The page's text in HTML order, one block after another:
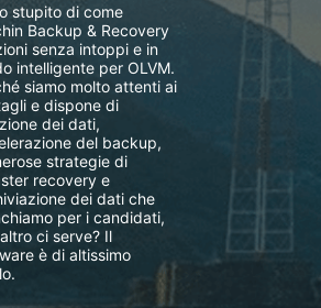
stupito di come
Backup & Recovery
senza intoppi e in
intelligente per OLVM.
siamo molto attenti ai
e dispone di
dei dati,
del backup,
strategie di
recovery e
dei dati che
per i candidati,
ci serve? Il
è di altissimo